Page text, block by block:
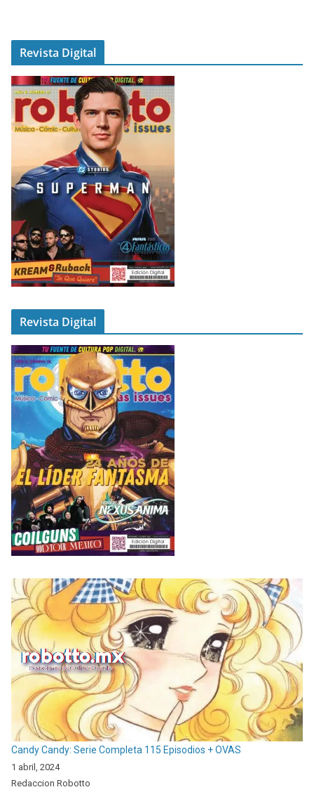
Revista Digital
Revista Digital
Candy Candy: Serie Completa 115 Episodios + OVAS
1 abril, 2024
Redaccion Robotto